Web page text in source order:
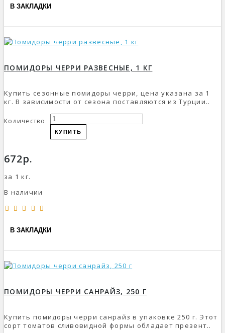
В ЗАКЛАДКИ
ПОМИДОРЫ ЧЕРРИ РАЗВЕСНЫЕ, 1 КГ
Купить сезонные помидоры черри, цена указана за 1
кг. В зависимости от сезона поставляются из Турции..
Количество
КУПИТЬ
672р.
за 1 кг.
В наличии
В ЗАКЛАДКИ
ПОМИДОРЫ ЧЕРРИ САНРАЙЗ, 250 Г
Купить помидоры черри санрайз в упаковке 250 г. Этот
сорт томатов сливовидной формы обладает презент..